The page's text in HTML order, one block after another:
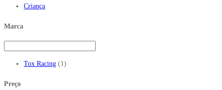
Criança
Marca
Tox Racing (1)
Preço